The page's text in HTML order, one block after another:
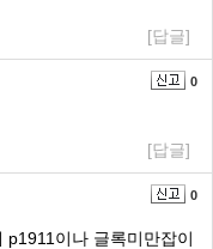
[답글]
0
[답글]
0
이나 글록미만잡이